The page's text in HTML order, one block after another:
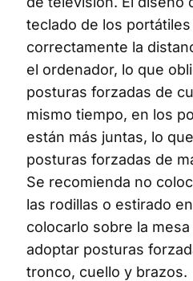
teclado de los
correctamente la
el ordenador, lo que
posturas forzadas de
mismo tiempo, en los
están más juntas, lo
posturas forzadas de
Se recomienda no
las rodillas o estirado
colocarlo sobre la
adoptar posturas
tronco, cuello y brazos.